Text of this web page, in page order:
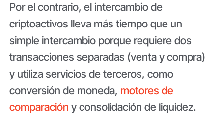
Por el contrario, el intercambio de
criptoactivos lleva más tiempo que un
simple intercambio porque requiere dos
transacciones separadas (venta y compra)
y utiliza servicios de terceros, como
conversión de moneda, motores de
comparación y consolidación de liquidez.